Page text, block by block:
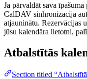
Ja pārvaldāt sava
CalDAV sinhronizācija
atjauninātu. Rezervācijas
jūsu kalendāra lietotni,
Atbalstītās
Section titled